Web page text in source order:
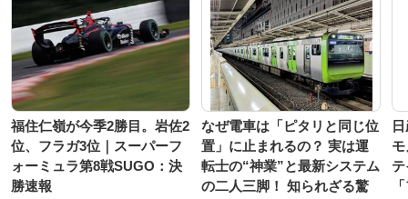
福住仁嶺が今季2勝目。岩佐2
位、フラガ3位｜スーパーフ
ォーミュラ第8戦SUGO：決
勝速報
なぜ電車は「ピタリと同じ位
置」に止まれるの？ 実は運
転士の“神業”と最新システム
の二人三脚！ 知られざる驚